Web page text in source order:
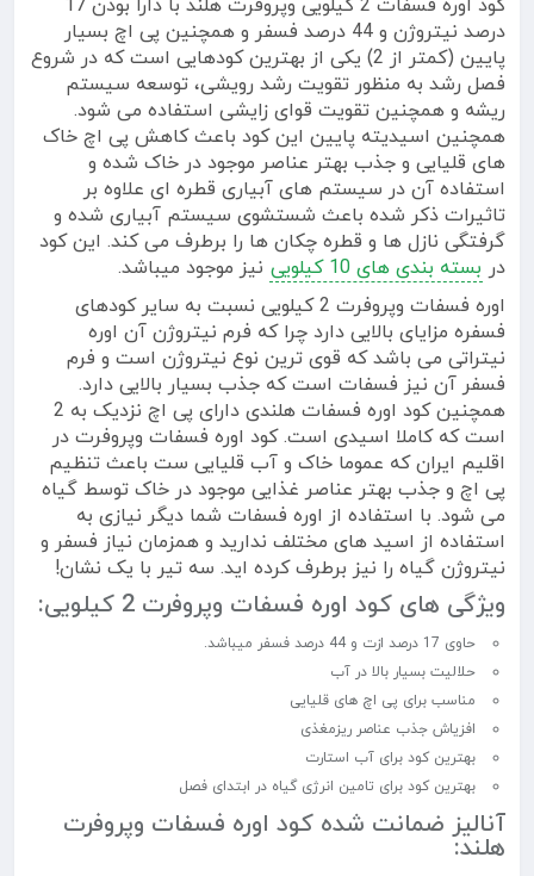
کود اوره فسفات 2 کیلویی وپروفرت هلند با دارا بودن 17
درصد نیتروژن و 44 درصد فسفر و همچنین پی اچ بسیار
پایین (کمتر از 2) یکی از بهترین کودهایی است که در شروع
فصل رشد به منظور تقویت رشد رویشی، توسعه سیستم
ریشه و همچنین تقویت قوای زایشی استفاده می شود.
همچنین اسیدیته پایین این کود باعث کاهش پی اچ خاک
های قلیایی و جذب بهتر عناصر موجود در خاک شده و
استفاده آن در سیستم های آبیاری قطره ای علاوه بر
تاثیرات ذکر شده باعث شستشوی سیستم آبیاری شده و
گرفتگی نازل ها و قطره چکان ها را برطرف می کند. این کود
در بسته بندی های 10 کیلویی
نیز موجود میباشد.
اوره فسفات وپروفرت 2 کیلویی نسبت به سایر کودهای
فسفره مزایای بالایی دارد چرا که فرم نیتروژن آن اوره
نیتراتی می باشد که قوی ترین نوع نیتروژن است و فرم
فسفر آن نیز فسفات است که جذب بسیار بالایی دارد.
همچنین کود اوره فسفات هلندی دارای پی اچ نزدیک به 2
است که کاملا اسیدی است. کود اوره فسفات وپروفرت در
اقلیم ایران که عموما خاک و آب قلیایی ست باعث تنظیم
پی اچ و جذب بهتر عناصر غذایی موجود در خاک توسط گیاه
می شود. با استفاده از اوره فسفات شما دیگر نیازی به
استفاده از اسید های مختلف ندارید و همزمان نیاز فسفر و
نیتروژن گیاه را نیز برطرف کرده اید. سه تیر با یک نشان!
ویژگی های کود اوره فسفات وپروفرت 2 کیلویی:
حاوی 17 درصد ازت و 44 درصد فسفر میباشد.
حلالیت بسیار بالا در آب
مناسب برای پی اچ های قلیایی
افزیاش جذب عناصر ریزمغذی
بهترین کود برای آب استارت
بهترین کود برای تامین انرژی گیاه در ابتدای فصل
آنالیز ضمانت شده کود اوره فسفات وپروفرت
هلند: